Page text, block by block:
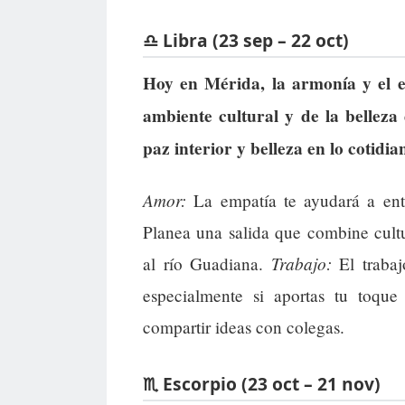
♎ Libra (23 sep – 22 oct)
Hoy en Mérida, la armonía y el
ambiente cultural y de la
paz interior y belleza en lo
Amor: La empatía te ayudará a
Planea una salida que combine
al río Guadiana. Trabajo: El
especialmente si aportas tu
compartir ideas con colegas.
♏ Escorpio (23 oct – 21 nov)